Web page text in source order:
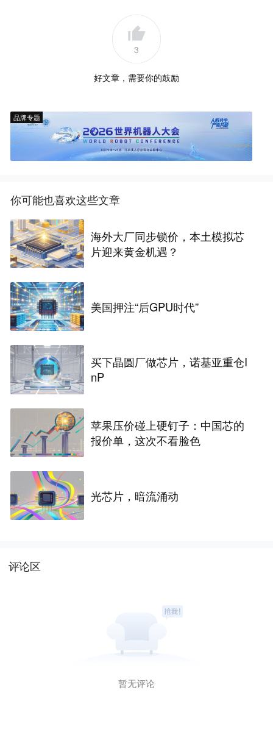
3
好文章，需要你的鼓励
品牌专题
你可能也喜欢这些文章
海外大厂同步锁价，本土模拟芯
片迎来黄金机遇？
美国押注“后GPU时代”
买下晶圆厂做芯片，诺基亚重仓I
nP
苹果压价碰上硬钉子：中国芯的
报价单，这次不看脸色
光芯片，暗流涌动
评论区
暂无评论